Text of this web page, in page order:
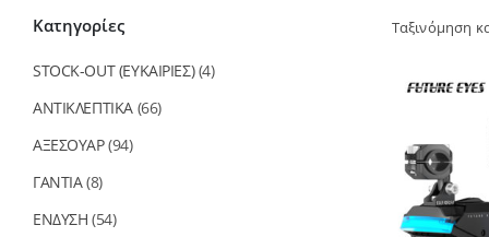
Ταξινόμηση
Κατηγορίες
STOCK-OUT (ΕΥΚΑΙΡΙΕΣ) (4)
ΑΝΤΙΚΛΕΠΤΙΚΑ (66)
ΑΞΕΣΟΥΑΡ(94)
ΓΑΝΤΙΑ(8)
ΕΝΔΥΣΗ (54)